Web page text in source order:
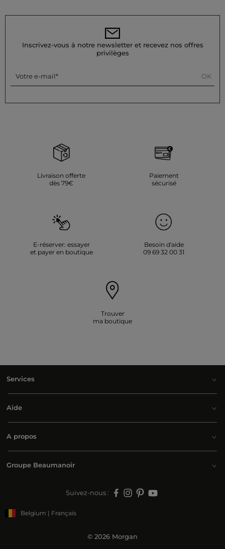
Inscrivez-vous à notre newsletter et recevez nos offres
privilèges
Votre e-mail OK
Livraison offerte
dès 79€
Paiement
sécurisé
E-réserver: essayer
et payer en boutique
Besoin d'aide
09 69 32 00 31
Trouver
ma boutique
Services
Aide
A propos
Groupe Beaumanoir
Suivez-nous :
Belgium | Français
© 2026 Morgan